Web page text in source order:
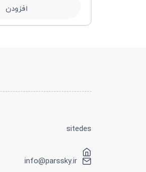
افزودن
sitedes
info@parssky.ir